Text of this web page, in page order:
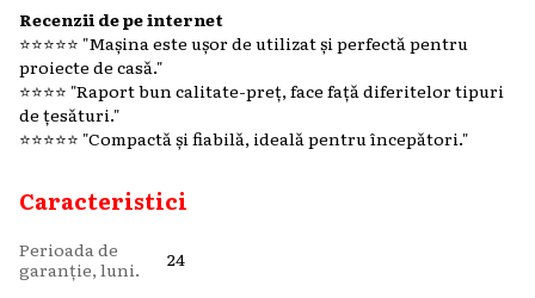
Recenzii de pe internet
⭐️⭐️⭐️⭐️⭐️ "Mașina este ușor de utilizat și perfectă pentru
proiecte de casă."​
⭐️⭐️⭐️⭐️ "Raport bun calitate-preț, face față diferitelor tipuri
de țesături."​
⭐️⭐️⭐️⭐️⭐️ "Compactă și fiabilă, ideală pentru începători."
Caracteristici
Perioada de
garanție, luni.
24